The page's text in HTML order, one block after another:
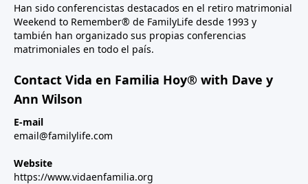
Han sido conferencistas destacados en el retiro matrimonial
Weekend to Remember® de FamilyLife desde 1993 y
también han organizado sus propias conferencias
matrimoniales en todo el país.
Contact Vida en Familia Hoy® with Dave y
Ann Wilson
E-mail
email@familylife.com
Website
https://www.vidaenfamilia.org